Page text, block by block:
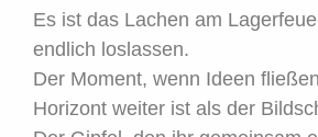
Es ist das Lachen am
endlich loslassen.
Der Moment, wenn Ideen
Horizont weiter ist als der